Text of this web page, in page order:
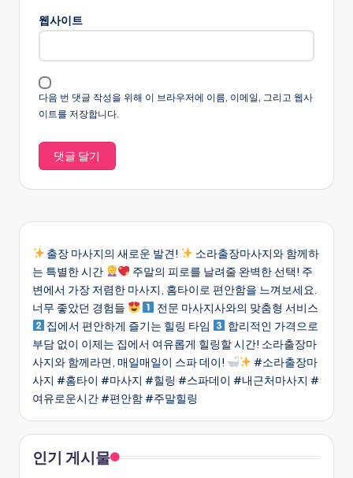
웹사이트
다음 번 댓글 작성을 위해 이 브라우저에 이름, 이메일, 그리고 웹사
이트를 저장합니다.
출장 마사지의 새로운 발견!
소라출장마사지와 함께하
는 특별한 시간
주말의 피로를 날려줄 완벽한 선택! 주
변에서 가장 저렴한 마사지, 홈타이로 편안함을 느껴보세요.
너무 좋았던 경험들
전문 마사지사와의 맞춤형 서비스
집에서 편안하게 즐기는 힐링 타임
합리적인 가격으로
부담 없이 이제는 집에서 여유롭게 힐링할 시간! 소라출장마
사지와 함께라면, 매일매일이 스파 데이!
#소라출장마
사지 #홈타이 #마사지 #힐링 #스파데이 #내근처마사지 #
여유로운시간 #편안함 #주말힐링
인기 게시물